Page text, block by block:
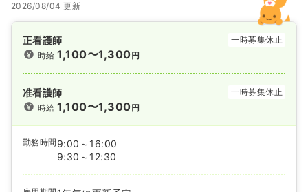
2026/08/04 更新
正看護師
一時募集休止
時給1,100〜1,300円
准看護師
一時募集休止
時給1,100〜1,300円
勤務時間 9:00～16:00
9:30～12:30